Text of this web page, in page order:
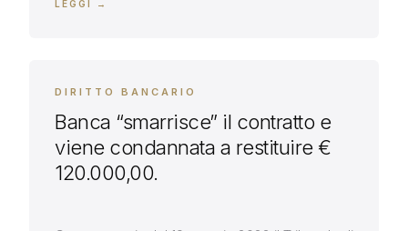
Massarelli, la Corte d’Appello di Bari, con
LEGGI →
DIRITTO BANCARIO
Banca “smarrisce” il contratto e
viene condannata a restituire €
120.000,00.